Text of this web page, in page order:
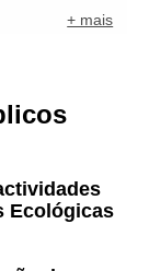
+ mais
Ecológicas